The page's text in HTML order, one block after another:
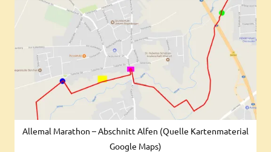
Allemal Marathon – Abschnitt Alfen (Quelle Kartenmaterial
Google Maps)